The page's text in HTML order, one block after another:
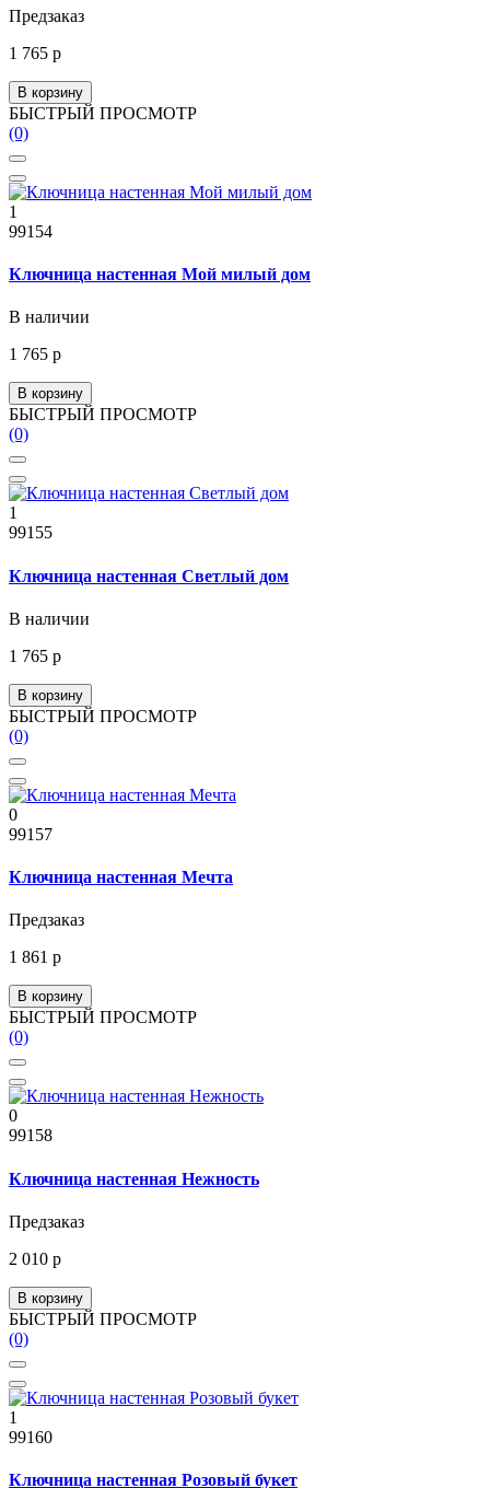
Предзаказ
1 765 р
В корзину
БЫСТРЫЙ ПРОСМОТР
(0)
1
99154
Ключница настенная Мой милый дом
В наличии
1 765 р
В корзину
БЫСТРЫЙ ПРОСМОТР
(0)
1
99155
Ключница настенная Светлый дом
В наличии
1 765 р
В корзину
БЫСТРЫЙ ПРОСМОТР
(0)
0
99157
Ключница настенная Мечта
Предзаказ
1 861 р
В корзину
БЫСТРЫЙ ПРОСМОТР
(0)
0
99158
Ключница настенная Нежность
Предзаказ
2 010 р
В корзину
БЫСТРЫЙ ПРОСМОТР
(0)
1
99160
Ключница настенная Розовый букет